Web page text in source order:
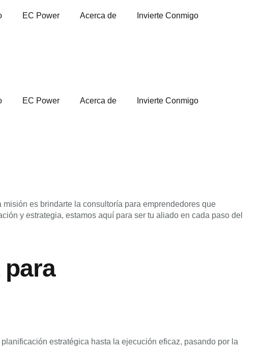
EC Power Acerca de Invierte Conmigo
EC Power Acerca de Invierte Conmigo
es brindarte la consultoría para emprendedores que
y estrategia, estamos aquí para ser tu aliado en cada paso del
estratégica hasta la ejecución eficaz, pasando por la